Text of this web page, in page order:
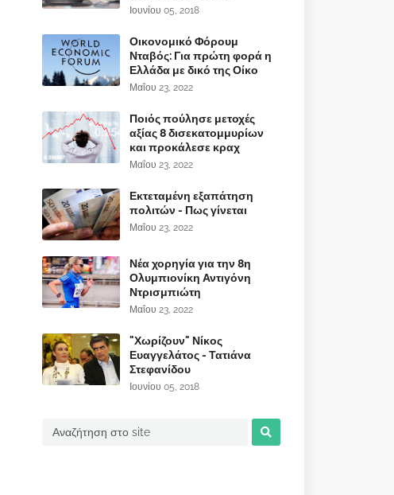
Ιουνίου 05, 2018
Οικονομικό Φόρουμ
Νταβός: Για πρώτη φορά η
Ελλάδα με δικό της Οίκο
Μαΐου 23, 2022
Ποιός πούλησε μετοχές
αξίας 8 δισεκατομμυρίων
και προκάλεσε κραχ
Μαΐου 23, 2022
Εκτεταμένη εξαπάτηση
πολιτών - Πως γίνεται
Μαΐου 23, 2022
Νέα χορηγία για την 8η
Ολυμπιονίκη Αντιγόνη
Ντρισμπιώτη
Μαΐου 23, 2022
"Χωρίζουν" Νίκος
Ευαγγελάτος - Τατιάνα
Στεφανίδου
Ιουνίου 05, 2018